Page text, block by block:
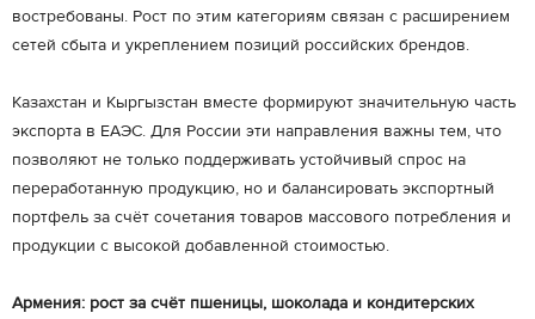
востребованы. Рост по этим категориям связан с расширением
сетей сбыта и укреплением позиций российских брендов.
Казахстан и Кыргызстан вместе формируют значительную часть
экспорта в ЕАЭС. Для России эти направления важны тем, что
позволяют не только поддерживать устойчивый спрос на
переработанную продукцию, но и балансировать экспортный
портфель за счёт сочетания товаров массового потребления и
продукции с высокой добавленной стоимостью.
Армения: рост за счёт пшеницы, шоколада и кондитерских